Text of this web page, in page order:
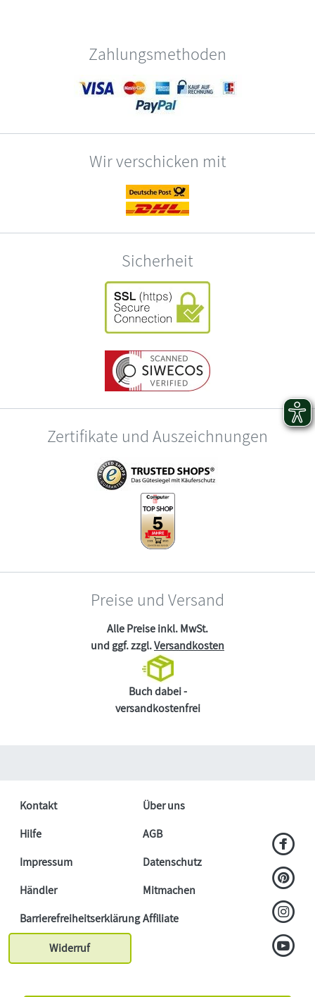
Zahlungsmethoden
Wir verschicken mit
Sicherheit
Zertifikate und Auszeichnungen
Preise und Versand
Alle Preise inkl. MwSt.
und ggf. zzgl.Versandkosten
Buch dabei -
versandkostenfrei
Kontakt
Über uns
Hilfe
AGB
Impressum
Datenschutz
Händler
Mitmachen
BarrierefreiheitserklärungAffiliate
Widerruf